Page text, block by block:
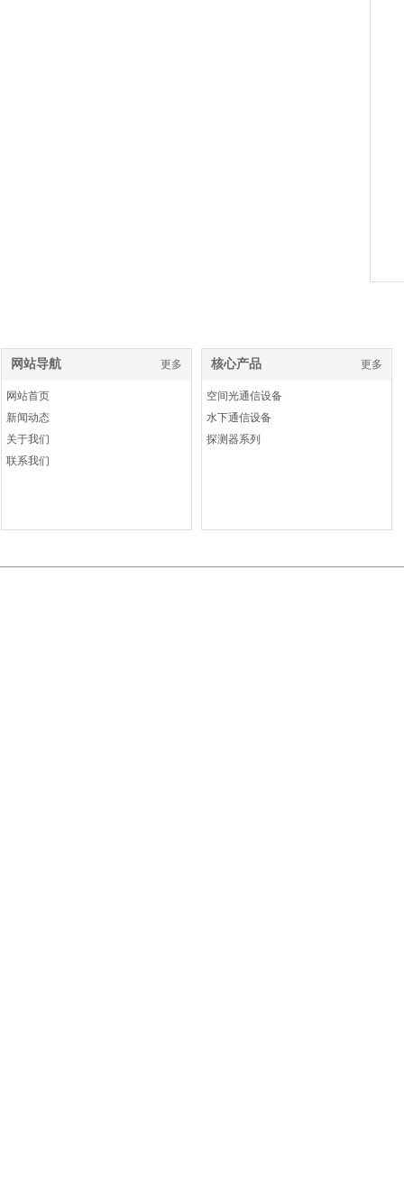
网站导航 更多
网站首页
新闻动态
关于我们
联系我们
核心产品 更多
空间光通信设备
水下通信设备
探测器系列